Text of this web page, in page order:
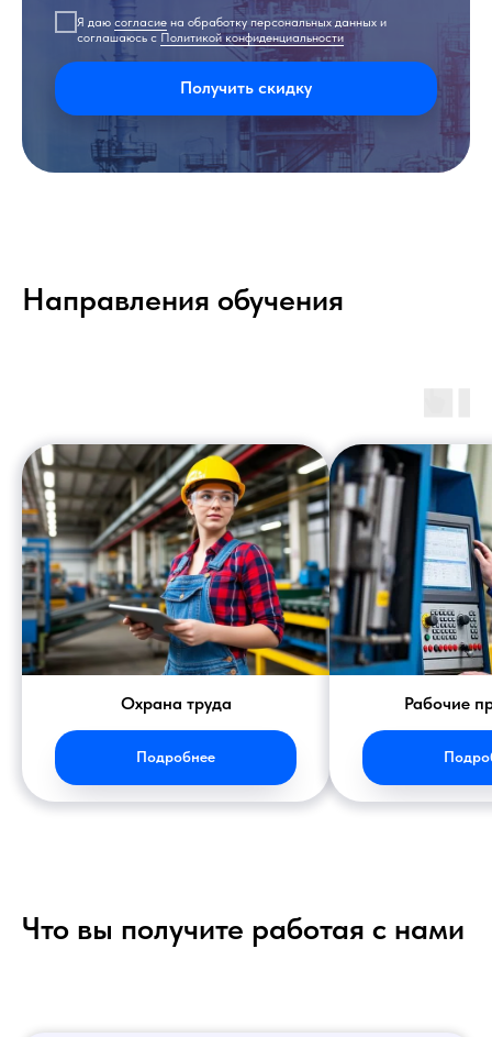
Я даю согласие на обработку персональных данных и
соглашаюсь с Политикой конфиденциальности
Получить скидку
Направления обучения
Охрана труда
Подробнее
Рабочие
Что вы получите работая с нами